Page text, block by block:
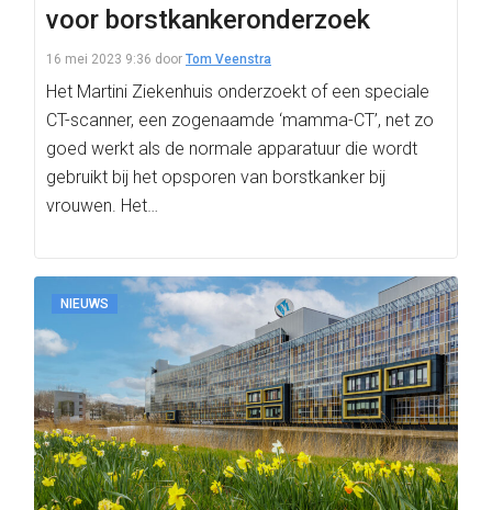
voor borstkankeronderzoek
16 mei 2023 9:36 door Tom Veenstra
Het Martini Ziekenhuis onderzoekt of een speciale
CT-scanner, een zogenaamde ‘mamma-CT’, net zo
goed werkt als de normale apparatuur die wordt
gebruikt bij het opsporen van borstkanker bij
vrouwen. Het…
NIEUWS